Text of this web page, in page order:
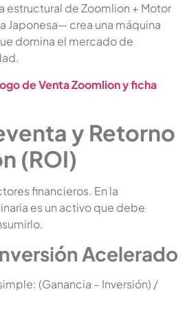
estructural de Zoomlion + Motor
Japonesa— crea una máquina
domina el mercado de
de Venta Zoomlion y ficha
y Retorno
(ROI)
financieros. En la
es un activo que debe
Acelerado
(Ganancia – Inversión) /